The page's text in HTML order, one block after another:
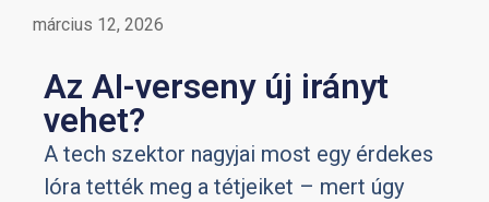
március 12, 2026
Az AI-verseny új irányt
vehet?
A tech szektor nagyjai most egy érdekes
lóra tették meg a tétjeiket – mert úgy